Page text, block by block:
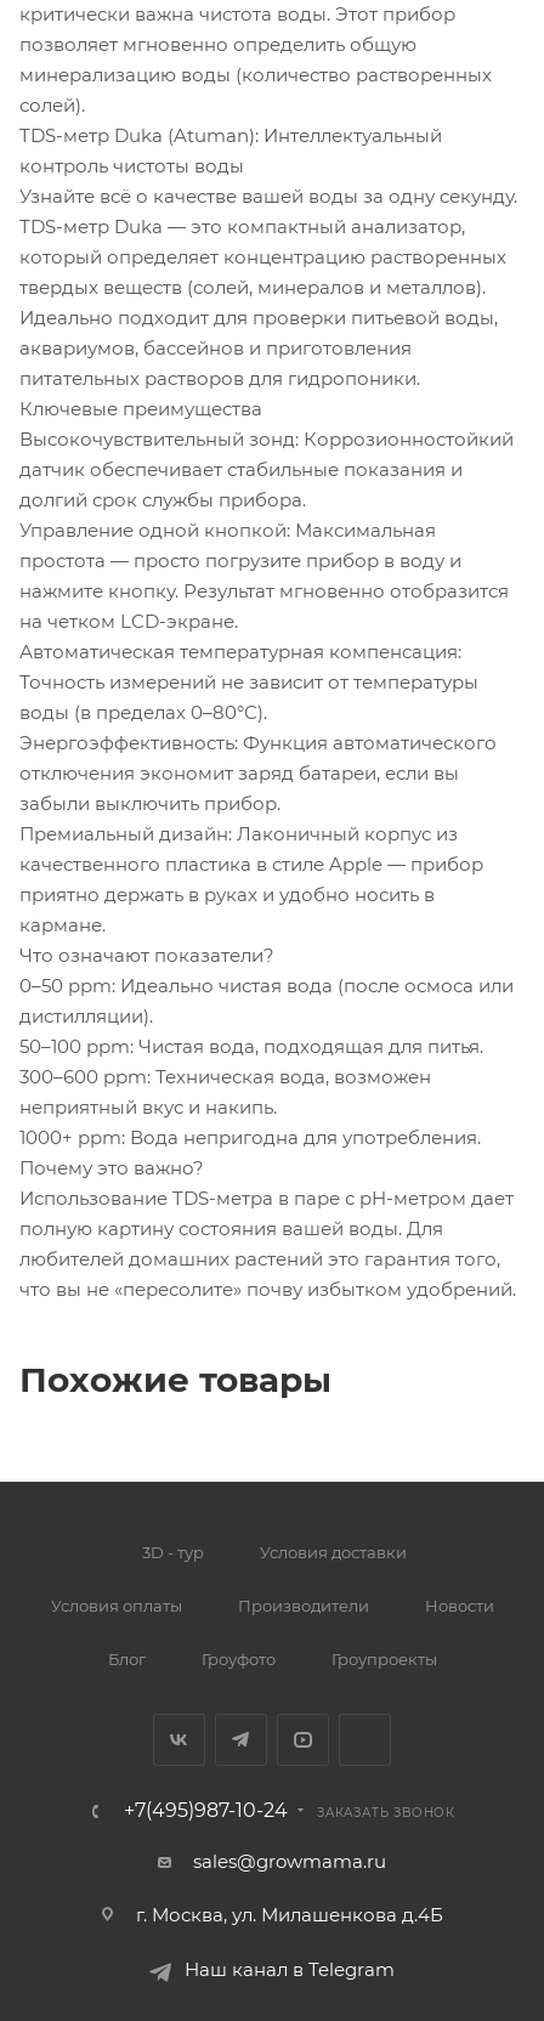
критически важна чистота воды. Этот прибор
позволяет мгновенно определить общую
минерализацию воды (количество растворенных
солей).
TDS-метр Duka (Atuman): Интеллектуальный
контроль чистоты воды
Узнайте всё о качестве вашей воды за одну секунду.
TDS-метр Duka — это компактный анализатор,
который определяет концентрацию растворенных
твердых веществ (солей, минералов и металлов).
Идеально подходит для проверки питьевой воды,
аквариумов, бассейнов и приготовления
питательных растворов для гидропоники.
Ключевые преимущества
Высокочувствительный зонд: Коррозионностойкий
датчик обеспечивает стабильные показания и
долгий срок службы прибора.
Управление одной кнопкой: Максимальная
простота — просто погрузите прибор в воду и
нажмите кнопку. Результат мгновенно отобразится
на четком LCD-экране.
Автоматическая температурная компенсация:
Точность измерений не зависит от температуры
воды (в пределах 0–80°C).
Энергоэффективность: Функция автоматического
отключения экономит заряд батареи, если вы
забыли выключить прибор.
Премиальный дизайн: Лаконичный корпус из
качественного пластика в стиле Apple — прибор
приятно держать в руках и удобно носить в
кармане.
Что означают показатели?
0–50 ppm: Идеально чистая вода (после осмоса или
дистилляции).
50–100 ppm: Чистая вода, подходящая для питья.
300–600 ppm: Техническая вода, возможен
неприятный вкус и накипь.
1000+ ppm: Вода непригодна для употребления.
Почему это важно?
Использование TDS-метра в паре с pH-метром дает
полную картину состояния вашей воды. Для
любителей домашних растений это гарантия того,
что вы не «пересолите» почву избытком удобрений.
Похожие товары
3D - тур Условия доставки
Условия оплаты Производители Новости
Блог Гроуфото Гроупроекты
+7(495)987-10-24 ЗАКАЗАТЬ ЗВОНОК
sales@growmama.ru
г. Москва, ул. Милашенкова д.4Б
Наш канал в Telegram